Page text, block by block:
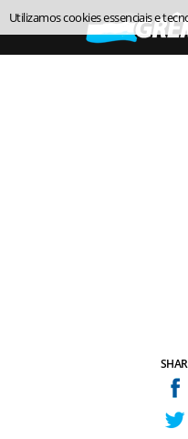
Utilizamos cookies essenciais e